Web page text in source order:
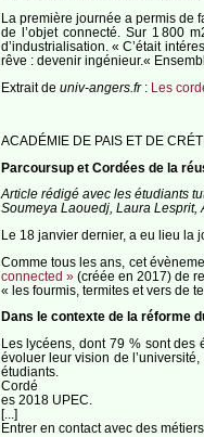
La première journée a permis de
de l’objet connecté. Sur 1 800
d’industrialisation. « C’était
rêve : devenir ingénieur.«
Extrait de univ-angers.fr: Les
ACADÉMIE DE PAIS ET DE
Parcoursup et Cordées de la
Article rédigé avec les étudiants
Soumeya Laouedj, Laura Lesprit,
Le 18 janvier dernier, a eu lieu la
Comme tous les ans, cet
connected »(créée en 2017) de
« les fourmis, termites et vers de
Dans le contexte de la réforme
Les lycéens, dont 79 % sont
évoluer leur vision de
étudiants.
Cordé
es 2018 UPEC.
[...]
Entrer en contact avec des métiers